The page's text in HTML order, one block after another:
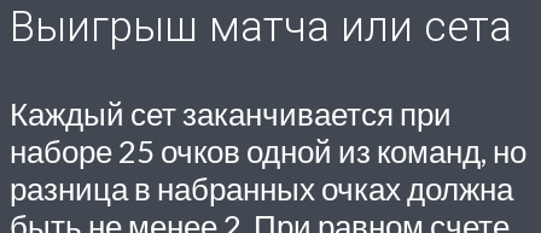
Выигрыш матча или сета
Каждый сет заканчивается при
наборе 25 очков одной из команд, но
разница в набранных очках должна
быть не менее 2. При равном счете